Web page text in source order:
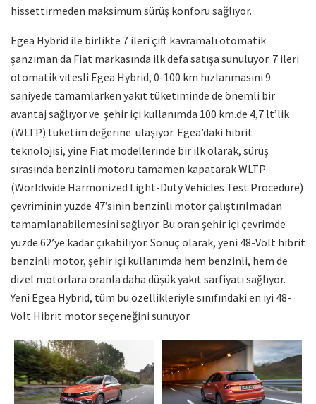
hissettirmeden maksimum sürüş konforu sağlıyor.
Egea Hybrid ile birlikte 7 ileri çift kavramalı otomatik
şanzıman da Fiat markasında ilk defa satışa sunuluyor. 7 ileri
otomatik vitesli Egea Hybrid, 0-100 km hızlanmasını 9
saniyede tamamlarken yakıt tüketiminde de önemli bir
avantaj sağlıyor ve şehir içi kullanımda 100 km.de 4,7 lt’lik
(WLTP) tüketim değerine ulaşıyor. Egea’daki hibrit
teknolojisi, yine Fiat modellerinde bir ilk olarak, sürüş
sırasında benzinli motoru tamamen kapatarak WLTP
(Worldwide Harmonized Light-Duty Vehicles Test Procedure)
çevriminin yüzde 47’sinin benzinli motor çalıştırılmadan
tamamlanabilemesini sağlıyor. Bu oran şehir içi çevrimde
yüzde 62’ye kadar çıkabiliyor. Sonuç olarak, yeni 48-Volt hibrit
benzinli motor, şehir içi kullanımda hem benzinli, hem de
dizel motorlara oranla daha düşük yakıt sarfiyatı sağlıyor.
Yeni Egea Hybrid, tüm bu özellikleriyle sınıfındaki en iyi 48-
Volt Hibrit motor seçeneğini sunuyor.